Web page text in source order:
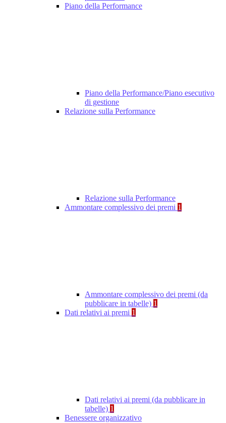
Piano della Performance
Piano della Performance/Piano esecutivo
di gestione
Relazione sulla Performance
Relazione sulla Performance
Ammontare complessivo dei premi 1
Ammontare complessivo dei premi (da
pubblicare in tabelle) 1
Dati relativi ai premi 1
Dati relativi ai premi (da pubblicare in
tabelle) 1
Benessere organizzativo